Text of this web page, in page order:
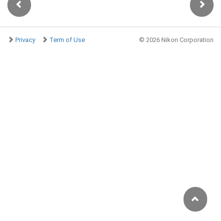
Privacy Term of Use © 2026 Nikon Corporation